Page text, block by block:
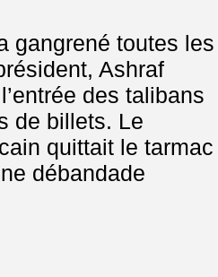
gangrené toutes les
Ashraf
des talibans
de billets. Le
quittait le tarmac
débandade